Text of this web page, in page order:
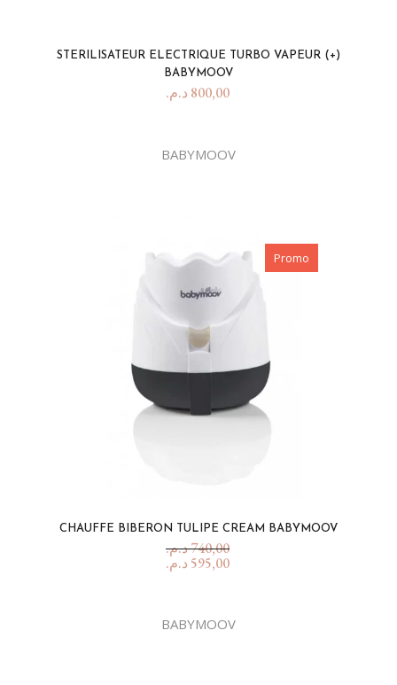
STERILISATEUR ELECTRIQUE TURBO VAPEUR (+)
BABYMOOV
800,00 د.م.
BABYMOOV
Promo
CHAUFFE BIBERON TULIPE CREAM BABYMOOV
740,00د.م.
595,00 د.م.
BABYMOOV